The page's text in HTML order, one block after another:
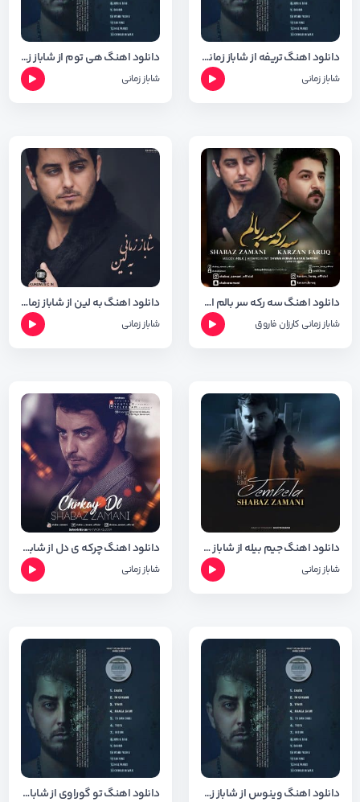
دانلود اهنگ تریفه از شاباز زمانی + متن و شعر
شاباز زمانی
دانلود اهنگ هی توم از شاباز زمانی + متن و شعر
شاباز زمانی
دانلود اهنگ سه رکه سر بالم از شاباز زمانی و کارزان فاروق + متن و شعر
شاباز زمانی کارزان فاروق
دانلود اهنگ به لین از شاباز زمانی + متن و شعر
شاباز زمانی
دانلود اهنگ جیم بیله از شاباز زمانی + متن و شعر
شاباز زمانی
دانلود اهنگ چرکه ی دل از شاباز زمانی + متن و شعر
شاباز زمانی
دانلود اهنگ وینوس از شاباز زمانی + متن و شعر دانلود اهنگ تو گوراوی از شاباز زمانی + متن و شعر